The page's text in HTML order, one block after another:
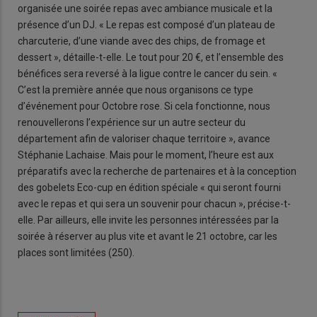
organisée une soirée repas avec ambiance musicale et la
présence d’un DJ. « Le repas est composé d’un plateau de
charcuterie, d’une viande avec des chips, de fromage et
dessert », détaille-t-elle. Le tout pour 20 €, et l’ensemble des
bénéfices sera reversé à la ligue contre le cancer du sein. «
C’est la première année que nous organisons ce type
d’événement pour Octobre rose. Si cela fonctionne, nous
renouvellerons l’expérience sur un autre secteur du
département afin de valoriser chaque territoire », avance
Stéphanie Lachaise. Mais pour le moment, l’heure est aux
préparatifs avec la recherche de partenaires et à la conception
des gobelets Eco-cup en édition spéciale « qui seront fourni
avec le repas et qui sera un souvenir pour chacun », précise-t-
elle. Par ailleurs, elle invite les personnes intéressées par la
soirée à réserver au plus vite et avant le 21 octobre, car les
places sont limitées (250).